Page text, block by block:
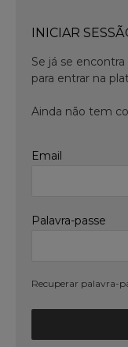
INICIAR
Se já se
para entrar na
Ainda não tem
Email
Palavra-passe
Recuperar palavra-